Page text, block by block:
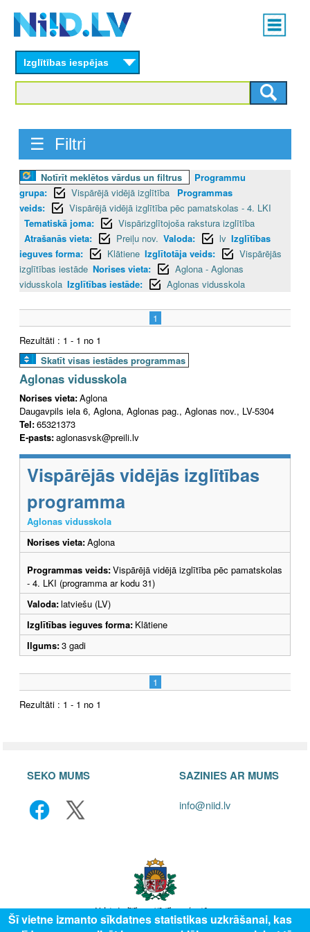
content
Main
menu
Izglītības iespējas
☰ Filtri
Notīrīt meklētos vārdus un filtrus
Programmu
grupa:
Vispārējā vidējā izglītība
Programmas
veids:
Vispārējā vidējā izglītība pēc pamatskolas - 4. LKI
Tematiskā joma:
Vispārizglītojoša rakstura izglītība
Atrašanās vieta:
Preiļu nov. Valoda: lv Izglītības
ieguves forma:
Klātiene Izglītotāja veids:
Vispārējās
izglītības iestāde Norises vieta:
Aglona - Aglonas
vidusskola Izglītības iestāde: Aglonas vidusskola
1
Rezultāti : 1 - 1 no 1
Skatīt visas iestādes programmas
Aglonas vidusskola
Norises vieta:Aglona
Daugavpils iela 6, Aglona, Aglonas pag., Aglonas nov., LV-5304
Tel:65321373
E-pasts:aglonasvsk@preili.lv
Vispārējās vidējās izglītības
programma
Aglonas vidusskola
Norises vieta:Aglona
Programmas veids:Vispārējā vidējā izglītība pēc pamatskolas
- 4. LKI (programma ar kodu 31)
Valoda:latviešu (LV)
Izglītības ieguves forma: Klātiene
Ilgums:3 gadi
1
Rezultāti : 1 - 1 no 1
SEKO MUMS SAZINIES AR MUMS
info@niid.lv
Šī vietne izmanto sīkdatnes statistikas uzkrāšanai, kas